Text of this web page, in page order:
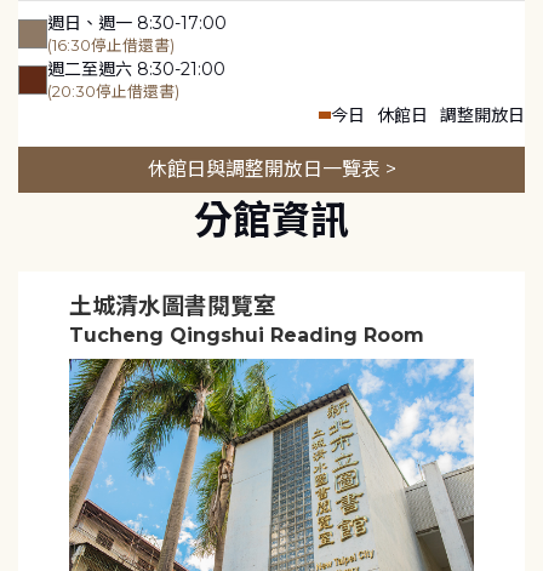
週日、週一 8:30-17:00
(16:30停止借還書)
週二至週六 8:30-21:00
(20:30停止借還書)
今日 休館日 調整開放日
休館日與調整開放日一覽表 >
分館資訊
土城清水圖書閱覽室
Tucheng Qingshui Reading Room